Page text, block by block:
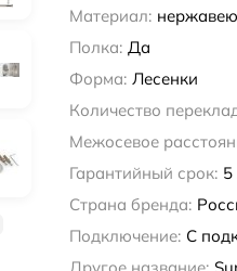
Материал:
Полка: Да
Форма: Лесенки
Количество
Межосевое
Гарантийный срок: 5
Страна бренда:
Подключение: С